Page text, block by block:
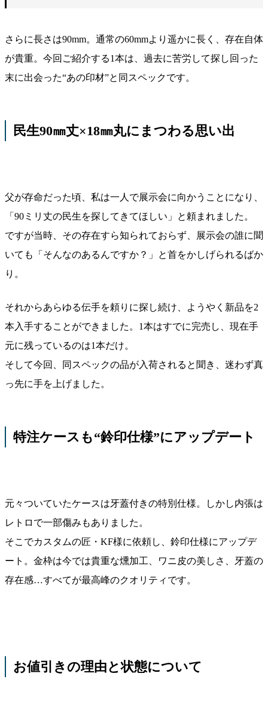
さらに長さは90mm。通常の60mmより遥かに長く、存在自体
が貴重。今回ご紹介する1本は、過去に苦労して探し回った
末に出会った“あの印材”と同スペックです。
民生90㎜丈×18㎜丸にまつわる思い出
父が存命だった頃、私は一人で展示会に向かうことになり、
「90ミリ丈の民生を探してきてほしい」と頼まれました。
ですが当時、その存在すら知られておらず、展示会の誰に聞
いても「そんなのあるんですか？」と首をかしげられるばか
り。
それからあらゆる伝手を頼りに探し続け、ようやく新品を2
本入手することができました。1本はすでに完売し、現在手
元に残っているのは1本だけ。
そして今回、同スペックの品が入荷されると聞き、迷わず真
っ先に手を上げました。
特注ケースも“鈴印仕様”にアップデート
元々ついていたケースは牙蓋付きの特別仕様。しかし内張は
レトロで一部傷みもありました。
そこでカスタムの匠・KF様に依頼し、鈴印仕様にアップデ
ート。金枠は今では貴重な燻加工、ワニ皮の美しさ、牙蓋の
存在感…すべてが最高峰のクオリティです。
お値引きの理由と状態について